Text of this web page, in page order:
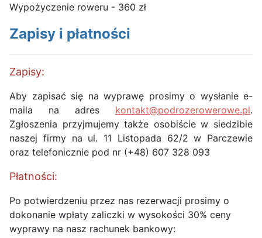
Wypożyczenie roweru - 360 zł
Zapisy i płatności
Zapisy:
Aby zapisać się na wyprawę prosimy o wysłanie e-
maila na adres kontakt@podrozerowerowe.pl.
Zgłoszenia przyjmujemy także osobiście w siedzibie
naszej firmy na ul. 11 Listopada 62/2 w Parczewie
oraz telefonicznie pod nr (+48) 607 328 093
Płatności:
Po potwierdzeniu przez nas rezerwacji prosimy o
dokonanie wpłaty zaliczki w wysokości 30% ceny
wyprawy na nasz rachunek bankowy: